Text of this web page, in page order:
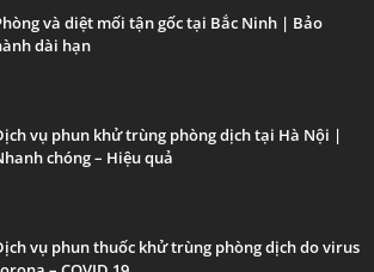
và diệt mối tận gốc tại Bắc Ninh | Bảo
dài hạn
vụ phun khử trùng phòng dịch tại Hà Nội |
chóng – Hiệu quả
vụ phun thuốc khử trùng phòng dịch do virus